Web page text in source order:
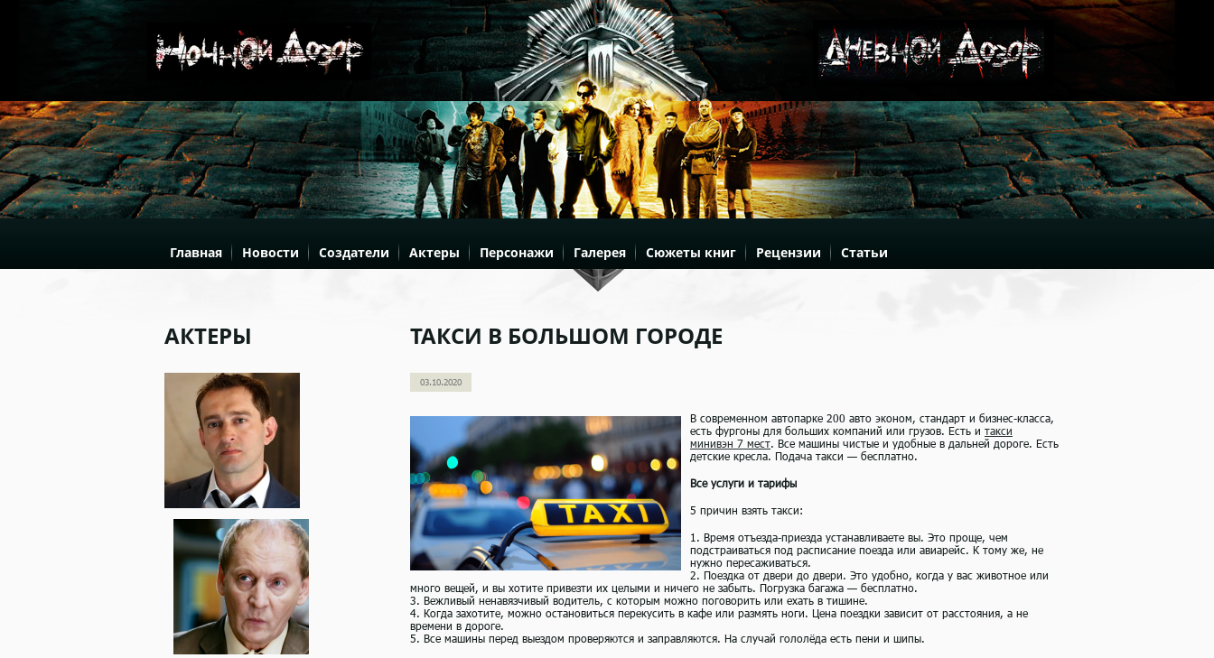
Главная Новости Создатели Актеры Персонажи Галерея Сюжеты книг Рецензии Статьи
АКТЕРЫ ТАКСИ В БОЛЬШОМ ГОРОДЕ
03.10.2020
В современном автопарке 200 авто эконом, стандарт и бизнес-класса,
есть фургоны для больших компаний или грузов. Есть и такси
минивэн 7 мест. Все машины чистые и удобные в дальней дороге. Есть
детские кресла. Подача такси — бесплатно.
Все услуги и тарифы
5 причин взять такси:
1. Время отъезда-приезда устанавливаете вы. Это проще, чем
подстраиваться под расписание поезда или авиарейс. К тому же, не
нужно пересаживаться.
2. Поездка от двери до двери. Это удобно, когда у вас животное или
много вещей, и вы хотите привезти их целыми и ничего не забыть. Погрузка багажа — бесплатно.
3. Вежливый ненавязчивый водитель, с которым можно поговорить или ехать в тишине.
4. Когда захотите, можно остановиться перекусить в кафе или размять ноги. Цена поездки зависит от расстояния, а не
времени в дороге.
5. Все машины перед выездом проверяются и заправляются. На случай гололёда есть пени и шипы.